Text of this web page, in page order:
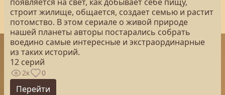
строит жилище, общается, создает семью и растит
потомство. В этом сериале о живой природе
нашей планеты авторы постарались собрать
воедино самые интересные и экстраординарные
из таких историй.
12 серий
2к 0
Перейти